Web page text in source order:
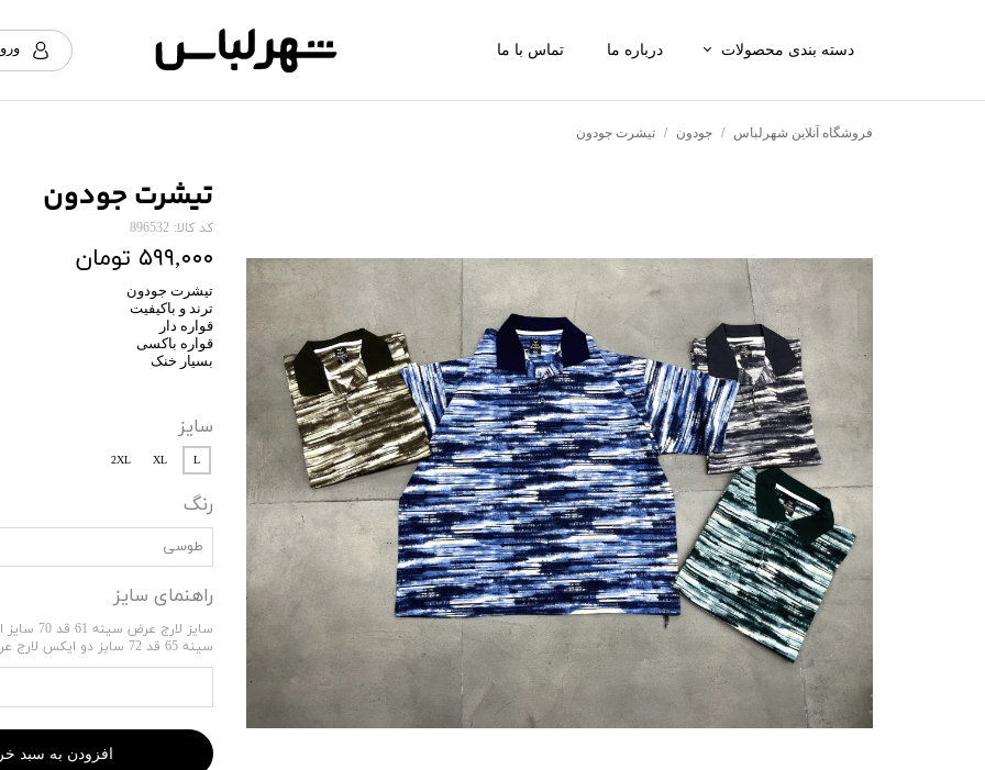
دسته بندی محصولات
شلوار
تی‌شرت
ست شلوارک و تی‌شرت
اکسسوری
کفش و کتونی
درباره ما تماس با ما
فروشگاه آنلاین شهرلباس جودون تیشرت جودون
تیشرت جودون
کد کالا: 896532
۵۹۹,۰۰۰ تومان
تیشرت جودون
ترند و باکیفیت
قواره دار
قواره باکسی
بسیار خنک
سایز
L
XL
2XL
رنگ
طوسی
راهنمای سایز
سایز لارج
سینه 65 قد 72 سایز دو ایکس لارج عرض سینه 69 قد 73
افزودن به سبد